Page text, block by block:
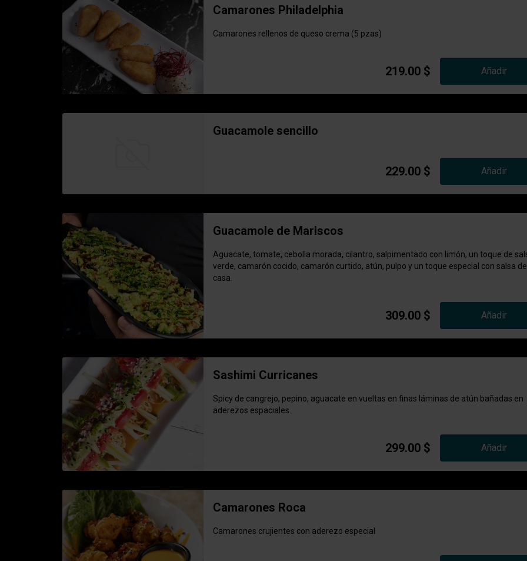
Camarones Philadelphia
Camarones rellenos de queso crema (5 pzas)
219.00 $ Añadir
Guacamole sencillo
229.00 $ Añadir
Guacamole de Mariscos
Aguacate, tomate, cebolla morada, cilantro, salpimentado con limón, un toque de
verde, camarón cocido, camarón curtido, atún, pulpo y un toque especial con salsa
casa.
309.00 $ Añadir
Sashimi Curricanes
Spicy de cangrejo, pepino, aguacate en vueltas en finas láminas de atún bañadas en
aderezos espaciales.
299.00 $ Añadir
Camarones Roca
Camarones crujientes con aderezo especial